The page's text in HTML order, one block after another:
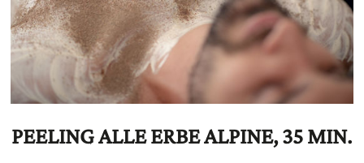
PEELING ALLE ERBE ALPINE, 35 MIN.